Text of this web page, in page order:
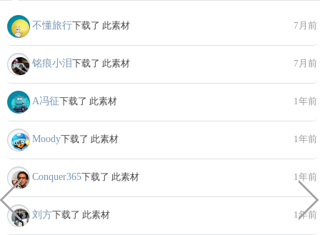
不懂旅行下载了 此素材 7月前
铭痕小泪下载了 此素材 7月前
A冯征下载了 此素材 1年前
Moody下载了 此素材 1年前
Conquer365下载了 此素材 1年前
刘方下载了 此素材 1年前